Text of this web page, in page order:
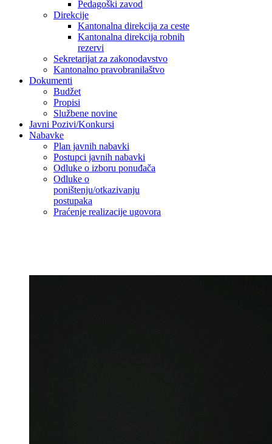
Pedagoški zavod
Direkcije
Kantonalna direkcija za ceste
Kantonalna direkcija robnih
rezervi
Sekretarijat za zakonodavstvo
Kantonalno pravobranilaštvo
Dokumenti
Budžet
Propisi
Službene novine
Javni Pozivi/Konkursi
Nabavke
Plan javnih nabavki
Postupci javnih nabavki
Odluke o izboru ponuđača
Odluke o
poništenju/otkazivanju
postupaka
Praćenje realizacije ugovora